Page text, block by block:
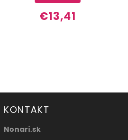
€13,41
KONTAKT
Nonari.sk